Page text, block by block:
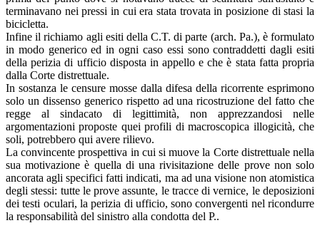
terminavano nei pressi in cui era stata trovata in posizione di stasi la
bicicletta.
Infine il richiamo agli esiti della C.T. di parte (arch. Pa.), è formulato
in modo generico ed in ogni caso essi sono contraddetti dagli esiti
della perizia di ufficio disposta in appello e che è stata fatta propria
dalla Corte distrettuale.
In sostanza le censure mosse dalla difesa della ricorrente esprimono
solo un dissenso generico rispetto ad una ricostruzione del fatto che
regge al sindacato di legittimità, non apprezzandosi nelle
argomentazioni proposte quei profili di macroscopica illogicità, che
soli, potrebbero qui avere rilievo.
La convincente prospettiva in cui si muove la Corte distrettuale nella
sua motivazione è quella di una rivisitazione delle prove non solo
ancorata agli specifici fatti indicati, ma ad una visione non atomistica
degli stessi: tutte le prove assunte, le tracce di vernice, le deposizioni
dei testi oculari, la perizia di ufficio, sono convergenti nel ricondurre
la responsabilità del sinistro alla condotta del P..